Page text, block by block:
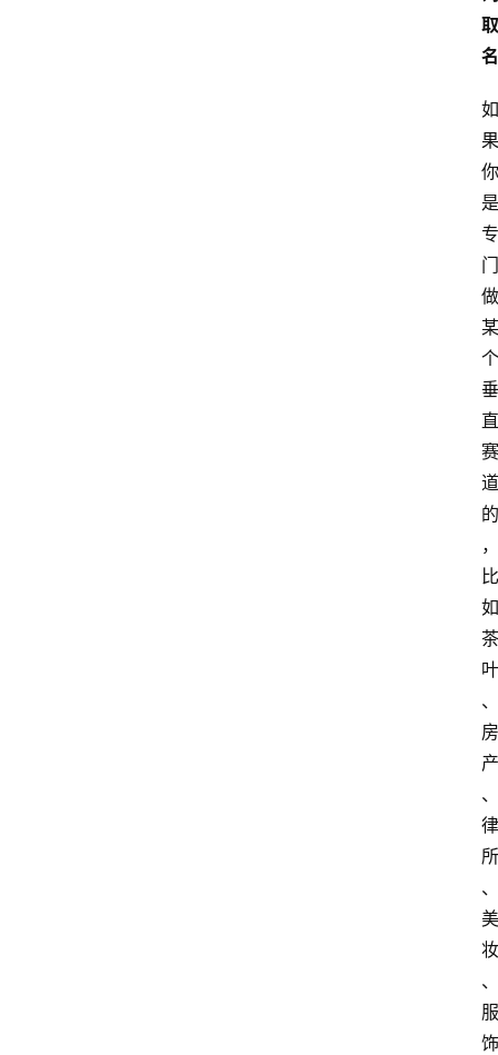
取
名
如
果
你
是
专
门
做
某
个
垂
直
赛
道
的
，
比
如
茶
叶
、
房
产
、
律
所
、
美
妆
、
服
饰